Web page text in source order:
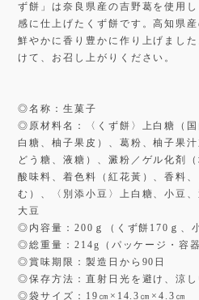
ず餅」は奈良県産の吉野葛を使用
感に仕上げたくず餅です。高知県
鮮やかに香り豊かに作り上げまし
けて、お召し上がりください。
◎名称：生菓子
◎原材料名：〈くず餅〉上白糖（
白糖、柚子果皮）、葛粉、柚子果
どう糖、液糖）、澱粉／ゲル化剤
酸味料、着色料（紅花黃）、香料
む）、〈別添小豆〉上白糖、小豆
大豆
◎内容量：200ｇ（くず餅170ｇ、
◎総重量：214g（パッケージ・容
◎賞味期限：製造日から90日
◎保存方法：直射日光を避け、涼
◎袋サイズ：19㎝×14.3㎝×4.3㎝